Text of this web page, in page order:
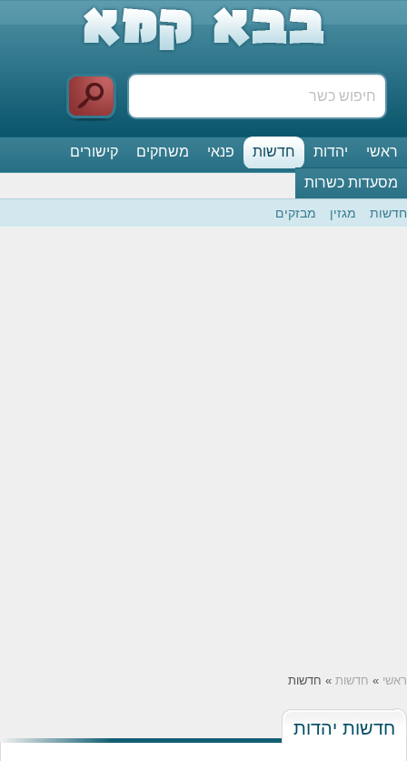
ראשי יהדות חדשות פנאי משחקים
קישורים
מסעדות כשרות
חדשות מגזין מבזקים
ראשי » חדשות » חדשות
חדשות יהדות